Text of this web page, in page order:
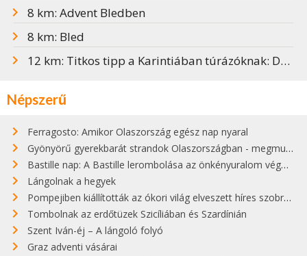
8 km: Advent Bledben
8 km: Bled
12 km: Titkos tipp a Karintiában túrázóknak: Déli-Alpok panorámaút
Népszerű
Ferragosto: Amikor Olaszország egész nap nyaral
Gyönyörű gyerekbarát strandok Olaszországban - megmutatjuk a 15 legjobbat
Bastille nap: A Bastille lerombolása az önkényuralom végét jelentette
Lángolnak a hegyek
Pompejiben kiállították az ókori világ elveszett híres szobrának másolatát
Tombolnak az erdőtüzek Szicíliában és Szardínián
Szent Iván-éj – A lángoló folyó
Graz adventi vásárai